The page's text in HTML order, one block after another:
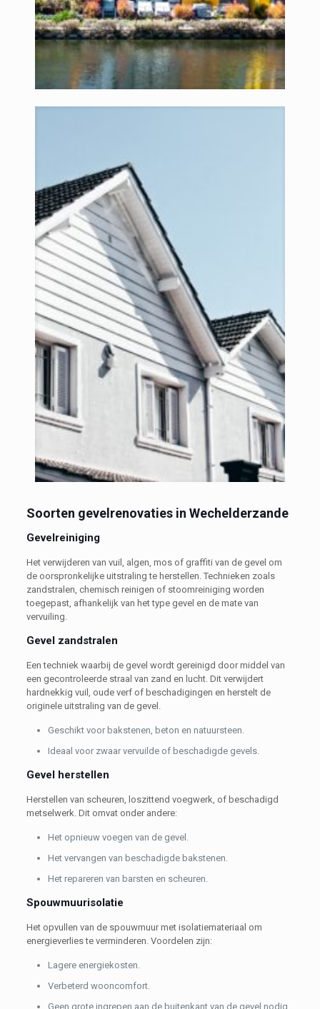
Soorten gevelrenovaties in Wechelderzande
Gevelreiniging
Het verwijderen van vuil, algen, mos of graffiti van de gevel om
de oorspronkelijke uitstraling te herstellen. Technieken zoals
zandstralen, chemisch reinigen of stoomreiniging worden
toegepast, afhankelijk van het type gevel en de mate van
vervuiling.
Gevel zandstralen
Een techniek waarbij de gevel wordt gereinigd door middel van
een gecontroleerde straal van zand en lucht. Dit verwijdert
hardnekkig vuil, oude verf of beschadigingen en herstelt de
originele uitstraling van de gevel.
Geschikt voor bakstenen, beton en natuursteen.
Ideaal voor zwaar vervuilde of beschadigde gevels.
Gevel herstellen
Herstellen van scheuren, loszittend voegwerk, of beschadigd
metselwerk. Dit omvat onder andere:
Het opnieuw voegen van de gevel.
Het vervangen van beschadigde bakstenen.
Het repareren van barsten en scheuren.
Spouwmuurisolatie
Het opvullen van de spouwmuur met isolatiemateriaal om
energieverlies te verminderen. Voordelen zijn:
Lagere energiekosten.
Verbeterd wooncomfort.
Geen grote ingrepen aan de buitenkant van de gevel nodig.